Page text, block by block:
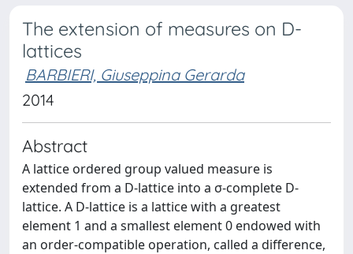
The extension of measures on D-
lattices
BARBIERI, Giuseppina Gerarda
2014
Abstract
A lattice ordered group valued measure is
extended from a D-lattice into a σ-complete D-
lattice. A D-lattice is a lattice with a greatest
element 1 and a smallest element 0 endowed with
an order-compatible operation, called a difference,